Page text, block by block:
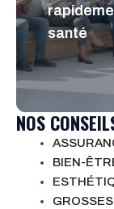
santé
NOS
BIEN-